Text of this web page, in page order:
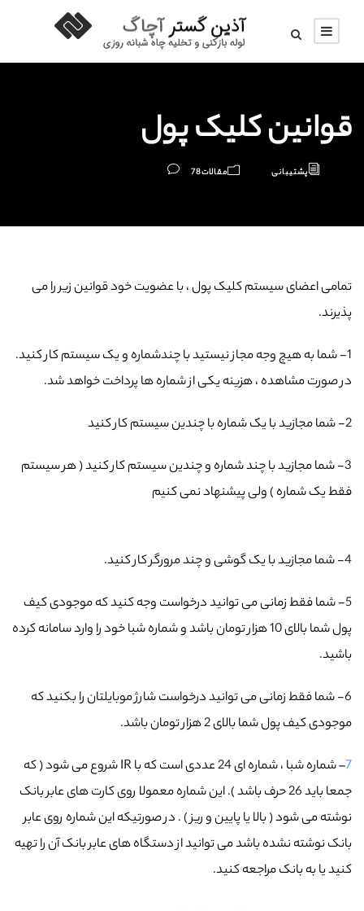
قوانین کلیک پول
پشتیبانی مقالات78
تمامی اعضای سیستم کلیک پول ، با عضویت خود قوانین زیر را می
پذیرند.
1- شما به هیچ وجه مجاز نیستید با چندشماره و یک سیستم کار کنید.
در صورت مشاهده ، هزینه یکی از شماره ها پرداخت خواهد شد.
2- شما مجازید با یک شماره با چندین سیستم کار کنید
3- شما مجازید با چند شماره و چندین سیستم کار کنید ( هر سیستم
فقط یک شماره ) ولی پیشنهاد نمی کنیم
4- شما مجازید با یک گوشی و چند مرورگر کار کنید.
5- شما فقط زمانی می توانید درخواست وجه کنید که موجودی کیف
پول شما بالای 10 هزار تومان باشد و شماره شبا خود را وارد سامانه کرده
باشید.
6- شما فقط زمانی می توانید درخواست شارژ موبایلتان را بکنید که
موجودی کیف پول شما بالای 2 هزار تومان باشد.
7
– شماره شبا ، شماره ای 24 عددی است که با IR شروع می شود ( که
جمعا باید 26 حرف باشد ). این شماره معمولا روی کارت های عابر بانک
نوشته می شود ( بالا یا پایین و ریز ) . در صورتیکه این شماره روی عابر
بانک نوشته نشده باشد می توانید از دستگاه های عابر بانک آن را تهیه
کنید یا به بانک مراجعه کنید.